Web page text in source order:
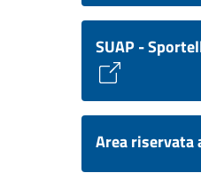
SUAP -
Area